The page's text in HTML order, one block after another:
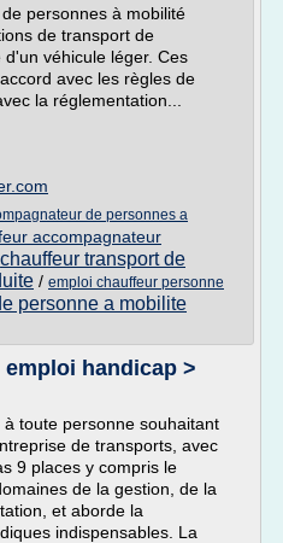
personnes à mobilité
de transport de
véhicule léger. Ces
avec les règles de
la réglementation...
de personnes a
accompagnateur
chauffeur transport de
/ emploi chauffeur personne
personne a mobilite
handicap >
toute personne souhaitant
de transports, avec
9 places y compris le
de la gestion, de la
et aborde la
indispensables. La